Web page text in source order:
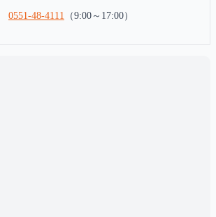
0551-48-4111
（9:00～17:00）